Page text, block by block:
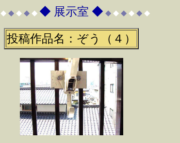
◆ ◆ ◆ ◆ ◆ ◆ 展示室 ◆ ◆ ◆ ◆ ◆ ◆ ◆
投稿作品名：ぞう（４）